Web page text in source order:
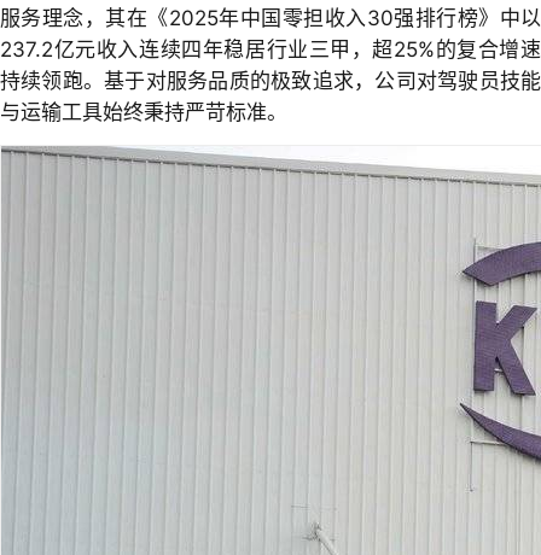
服务理念，其在《2025年中国零担收入30强排行榜》中以
237.2亿元收入连续四年稳居行业三甲，超25%的复合增速
持续领跑。基于对服务品质的极致追求，公司对驾驶员技能
与运输工具始终秉持严苛标准。